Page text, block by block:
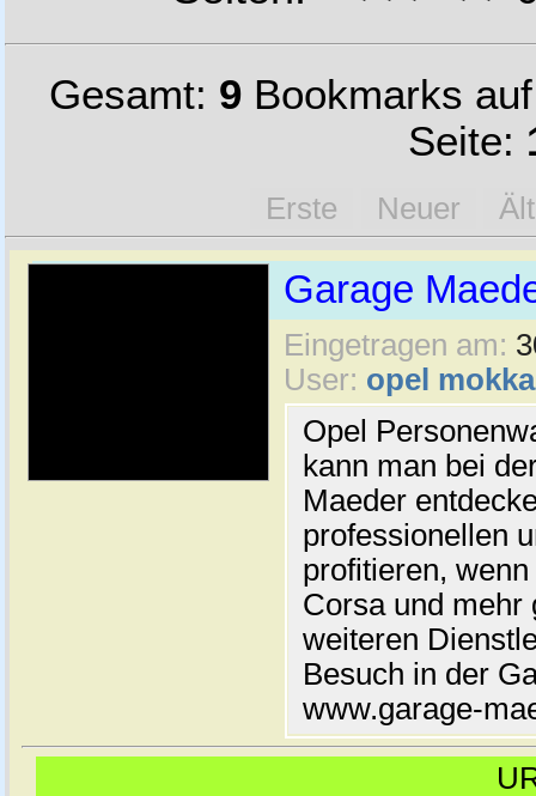
Gesamt: 9Bookmarks
Seite:
Erste Neuer
Garage
Eingetragen am:
User: opel mokka
Opel
kann man bei
Maeder
professionellen
profitieren,
Corsa und mehr
weiteren
Besuch in der
www.garage-